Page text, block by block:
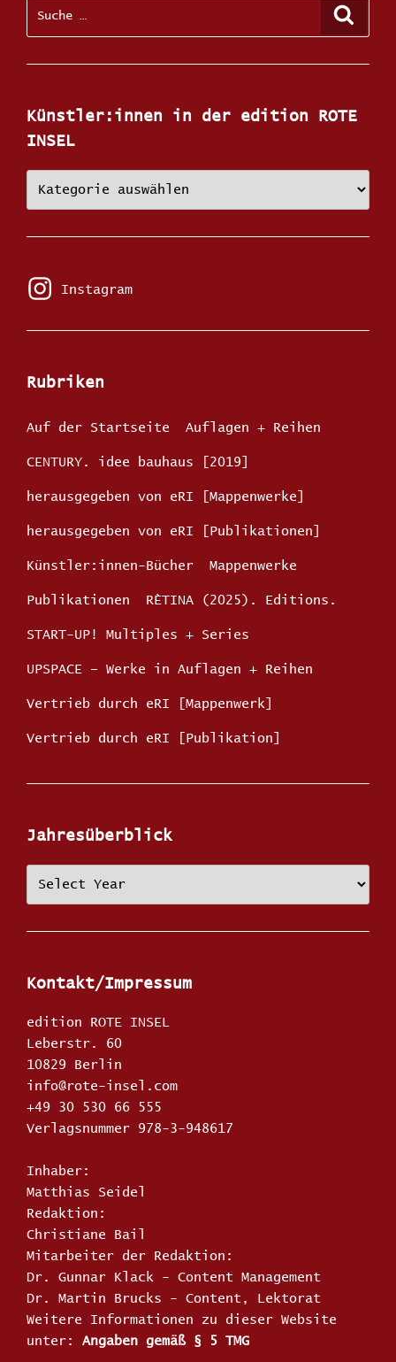
Künstler:innen in der edition ROTE
INSEL
INSEL
Instagram
Instagram
Rubriken
Auf der Startseite Auflagen + Reihen
CENTURY. idee bauhaus [2019]
herausgegeben von eRI [Mappenwerke]
herausgegeben von eRI [Publikationen]
Künstler:innen-Bücher Mappenwerke
Publikationen RÈTINA (2025). Editions.
START-UP! Multiples + Series
UPSPACE – Werke in Auflagen + Reihen
Vertrieb durch eRI [Mappenwerk]
Vertrieb durch eRI [Publikation]
Jahresüberblick
Kontakt/Impressum
edition ROTE INSEL
Leberstr. 60
10829 Berlin
info@rote-insel.com
+49 30 530 66 555
Verlagsnummer 978-3-948617
Inhaber:
Matthias Seidel
Redaktion:
Christiane Bail
Mitarbeiter der Redaktion:
Dr. Gunnar Klack - Content Management
Dr. Martin Brucks - Content, Lektorat
Weitere Informationen zu dieser Website
unter: Angaben gemäß § 5 TMG